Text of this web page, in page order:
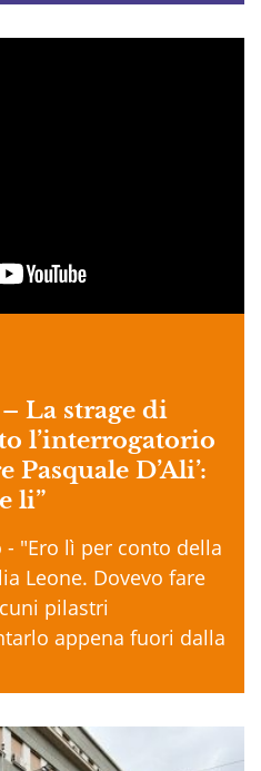
La strage di
l’interrogatorio
D’Ali’:
li”
- "Ero lì per conto della
Leone. Dovevo fare
pilastri
appena fuori dalla